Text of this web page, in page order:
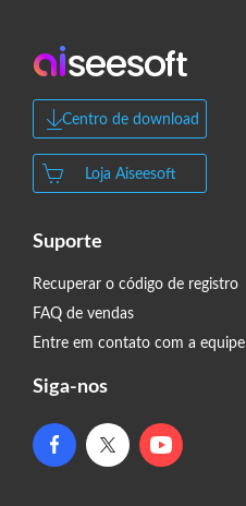
Centro de download
Loja Aiseesoft
Suporte
Recuperar o código de registro
FAQ de vendas
Entre em contato com a
Siga-nos